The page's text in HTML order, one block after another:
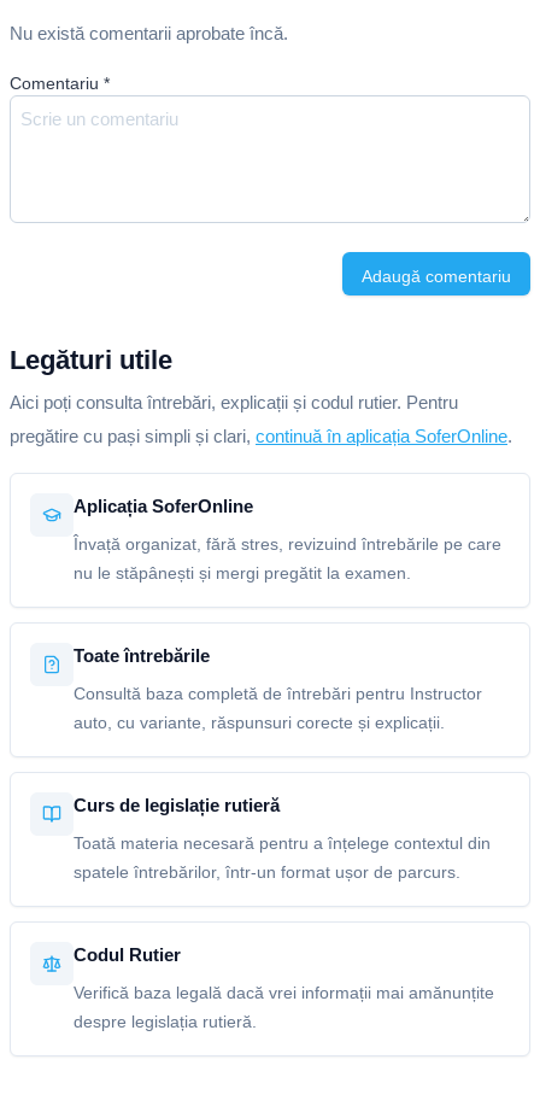
Nu există comentarii aprobate încă.
Comentariu *
Adaugă comentariu
Legături utile
Aici poți consulta întrebări, explicații și codul rutier. Pentru
pregătire cu pași simpli și clari, continuă în aplicația SoferOnline.
Aplicația SoferOnline
Învață organizat, fără stres, revizuind întrebările pe care
nu le stăpânești și mergi pregătit la examen.
Toate întrebările
Consultă baza completă de întrebări pentru Instructor
auto, cu variante, răspunsuri corecte și explicații.
Curs de legislație rutieră
Toată materia necesară pentru a înțelege contextul din
spatele întrebărilor, într-un format ușor de parcurs.
Codul Rutier
Verifică baza legală dacă vrei informații mai amănunțite
despre legislația rutieră.